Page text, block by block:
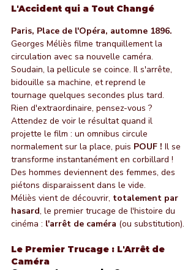
L'Accident qui a Tout Changé
Paris, Place de l'Opéra, automne 1896.
Georges Méliès filme tranquillement la
circulation avec sa nouvelle caméra.
Soudain, la pellicule se coince. Il s'arrête,
bidouille sa machine, et reprend le
tournage quelques secondes plus tard.
Rien d'extraordinaire, pensez-vous ?
Attendez de voir le résultat quand il
projette le film : un omnibus circule
normalement sur la place, puis POUF ! Il se
transforme instantanément en corbillard !
Des hommes deviennent des femmes, des
piétons disparaissent dans le vide.
Méliès vient de découvrir, totalement par
hasard, le premier trucage de l'histoire du
cinéma : l'arrêt de caméra (ou substitution).
Le Premier Trucage : L'Arrêt de
Caméra